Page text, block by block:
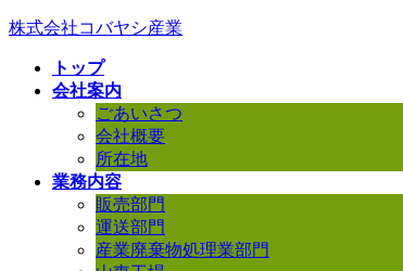
コ
ナ
株式会社コバヤシ産業
トップ
会社案内
ごあいさつ
会社概要
所在地
業務内容
販売部門
運送部門
産業廃棄物処理業部門